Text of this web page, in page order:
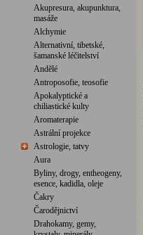
Akupresura, akupunktura,
masáže
Alchymie
Alternativní, tibetské,
šamanské léčitelství
Andělé
Antroposofie, teosofie
Apokalyptické a
chiliastické kulty
Aromaterapie
Astrální projekce
Astrologie, tatvy
Aura
Byliny, drogy, entheogeny,
esence, kadidla, oleje
Čakry
Čarodějnictví
Drahokamy, gemy,